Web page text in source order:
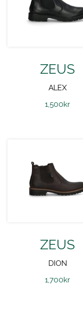
ZEUS
ALEX
1,500kr
ZEUS
DION
1,700kr